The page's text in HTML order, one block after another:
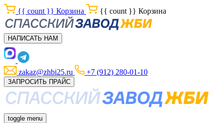
{{ count }} Корзина {{ count }} Корзина
НАПИСАТЬ НАМ
zakaz@zhbi25.ru +7 (912) 280-01-10
ЗАПРОСИТЬ ПРАЙС
toggle menu